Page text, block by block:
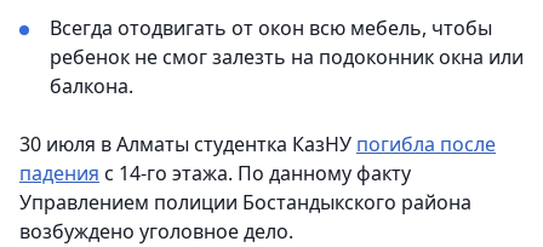
Всегда отодвигать от окон всю мебель, чтобы
ребенок не смог залезть на подоконник окна или
балкона.
30 июля в Алматы студентка КазНУ погибла после
падения с 14-го этажа. По данному факту
Управлением полиции Бостандыкского района
возбуждено уголовное дело.